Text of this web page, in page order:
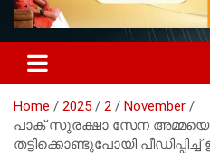
Home 2025 2
November
പാക് സുരക്ഷാ സേന
തട്ടിക്കൊണ്ടുപോയി പീഡിപ്പിച്ച്